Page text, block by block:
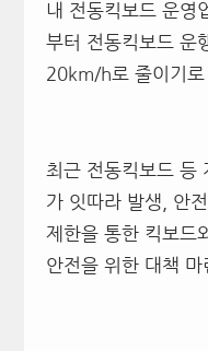
내 전동킥보드 운영
부터 전동킥보드 운
20km/h로 줄이기로
최근 전동킥보드 등
가 잇따라 발생, 안
제한을 통한 킥보드
안전을 위한 대책 마